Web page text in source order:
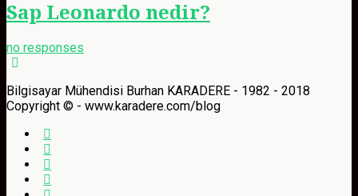
Sap Leonardo nedir?
no responses
Bilgisayar Mühendisi Burhan KARADERE - 1982 - 2018
Copyright © - www.karadere.com/blog